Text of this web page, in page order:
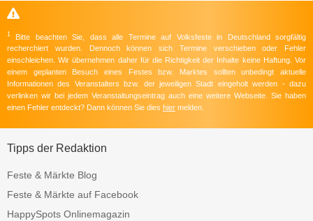
1
Bitte beachten Sie, dass alle Termine auf Volksfeste in Deutschland sorgfältig
recherchiert wurden. Dennoch können sich Termine verschieben oder Fehler
einschleichen. Wir übernehmen daher für die Richtigkeit der Inhalte keine Haftung. Vor
einem geplanten Besuch eines Festes bzw. Marktes sollten unbedingt aktuelle
Informationen des Veranstalters bzw. der jeweiligen Stadt eingeholt werden - dazu
verlinken wir bei jedem Veranstaltungseintrag auch eine weitere Webseite. Sie haben
einen Fehler entdeckt? Dann können Sie dies hier melden.
Tipps der Redaktion
Feste & Märkte Blog
Feste & Märkte auf Facebook
HappySpots Onlinemagazin